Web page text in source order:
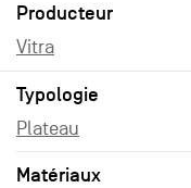
Producteur
Vitra
Typologie
Plateau
Matériaux